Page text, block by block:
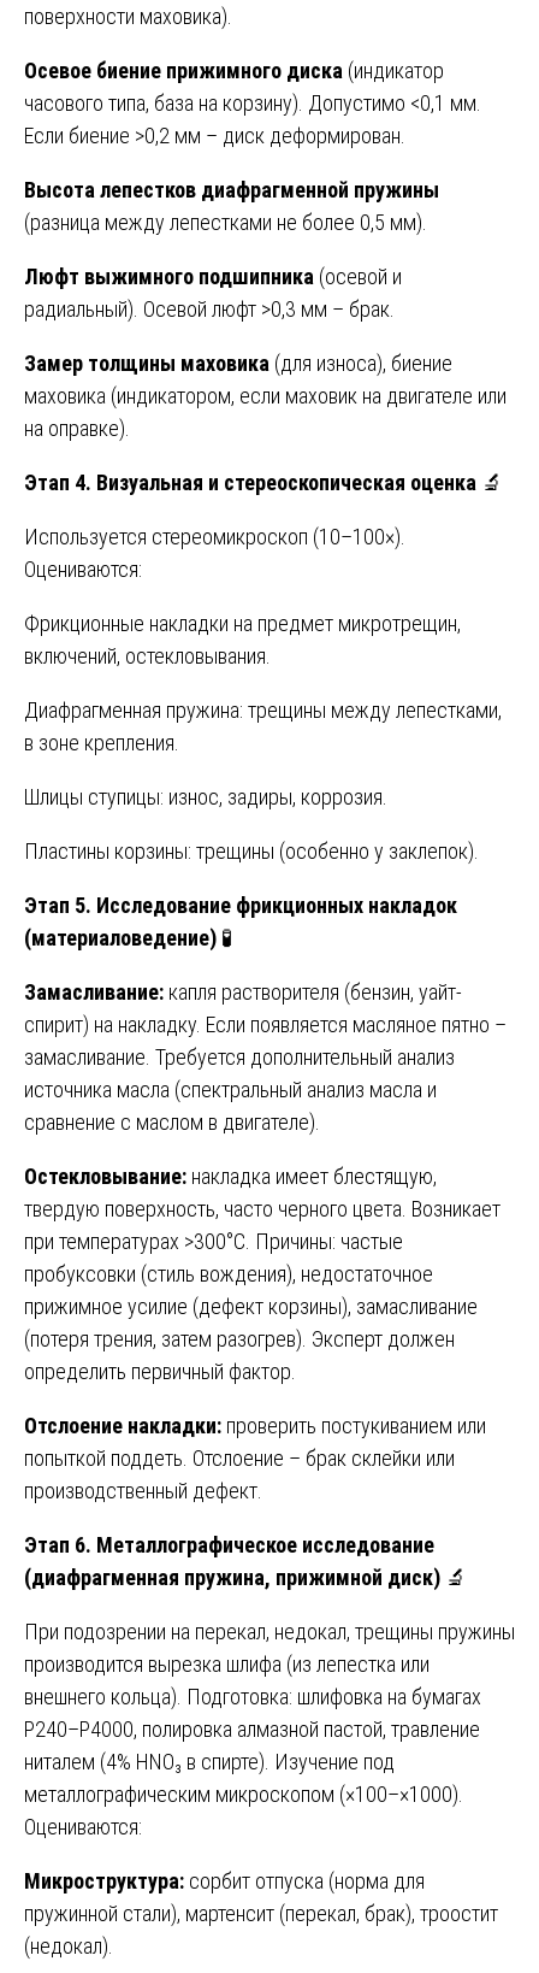
поверхности маховика).
Осевое биение прижимного диска (индикатор
часового типа, база на корзину). Допустимо <0,1 мм.
Если биение >0,2 мм – диск деформирован.
Высота лепестков диафрагменной пружины
(разница между лепестками не более 0,5 мм).
Люфт выжимного подшипника (осевой и
радиальный). Осевой люфт >0,3 мм – брак.
Замер толщины маховика (для износа), биение
маховика (индикатором, если маховик на двигателе или
на оправке).
Этап 4. Визуальная и стереоскопическая оценка 🔬
Используется стереомикроскоп (10–100×).
Оцениваются:
Фрикционные накладки на предмет микротрещин,
включений, остекловывания.
Диафрагменная пружина: трещины между лепестками,
в зоне крепления.
Шлицы ступицы: износ, задиры, коррозия.
Пластины корзины: трещины (особенно у заклепок).
Этап 5. Исследование фрикционных накладок
(материаловедение) 🧪
Замасливание: капля растворителя (бензин, уайт-
спирит) на накладку. Если появляется масляное пятно –
замасливание. Требуется дополнительный анализ
источника масла (спектральный анализ масла и
сравнение с маслом в двигателе).
Остекловывание: накладка имеет блестящую,
твердую поверхность, часто черного цвета. Возникает
при температурах >300°C. Причины: частые
пробуксовки (стиль вождения), недостаточное
прижимное усилие (дефект корзины), замасливание
(потеря трения, затем разогрев). Эксперт должен
определить первичный фактор.
Отслоение накладки: проверить постукиванием или
попыткой поддеть. Отслоение – брак склейки или
производственный дефект.
Этап 6. Металлографическое исследование
(диафрагменная пружина, прижимной диск) 🔬
При подозрении на перекал, недокал, трещины пружины
производится вырезка шлифа (из лепестка или
внешнего кольца). Подготовка: шлифовка на бумагах
P240–P4000, полировка алмазной пастой, травление
ниталем (4% HNO₃ в спирте). Изучение под
металлографическим микроскопом (×100–×1000).
Оцениваются:
Микроструктура: сорбит отпуска (норма для
пружинной стали), мартенсит (перекал, брак), троостит
(недокал).